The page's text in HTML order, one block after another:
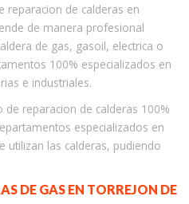
reparacion de calderas en
de manera profesional
de gas, gasoil, electrica o
100% especializados en
e industriales.
reparacion de calderas 100%
especializados en
utilizan las calderas, pudiendo
DE GAS EN TORREJON DE